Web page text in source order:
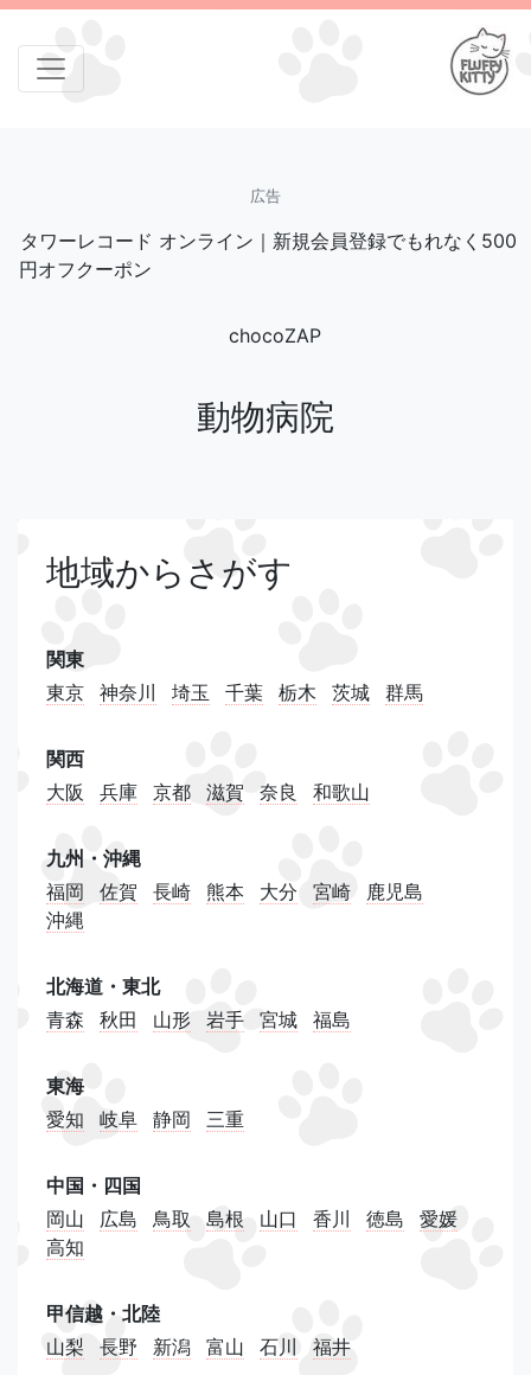
広告
タワーレコード オンライン｜新規会員登録でもれなく500
円オフクーポン
chocoZAP
動物病院
地域からさがす
関東
東京
神奈川 埼玉 千葉 栃木 茨城 群馬
関西
大阪
兵庫 京都 滋賀 奈良 和歌山
九州・沖縄
福岡
佐賀 長崎 熊本 大分 宮崎
鹿児島
沖縄
北海道・東北
青森
秋田 山形 岩手 宮城 福島
東海
愛知
岐阜 静岡 三重
中国・四国
岡山
広島 鳥取 島根 山口 香川 徳島
愛媛
高知
甲信越・北陸
山梨
長野 新潟 富山 石川 福井